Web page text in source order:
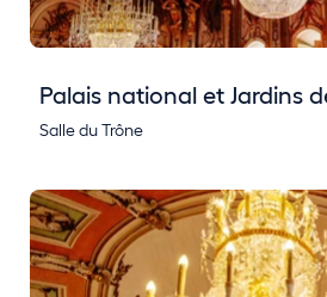
Palais national et Jardins
Salle du Trône